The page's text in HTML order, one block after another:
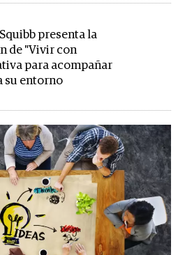
presenta la
de "Vivir con
para acompañar
su entorno